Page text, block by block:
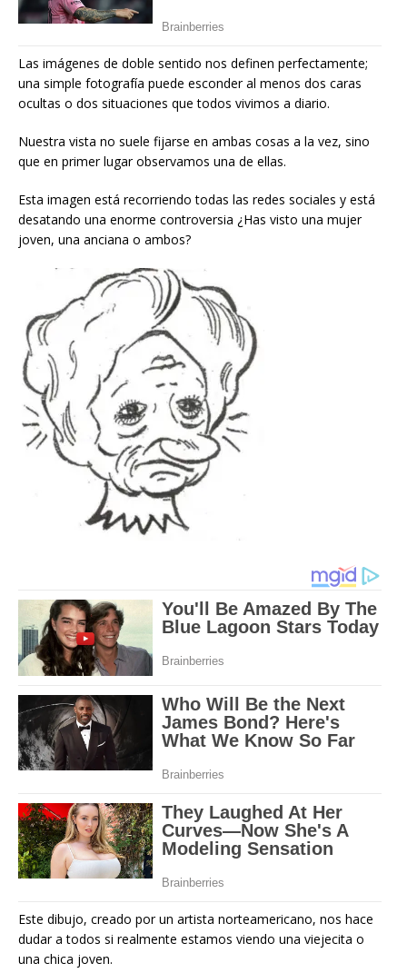
Las imágenes de doble sentido nos definen perfectamente;
una simple fotografía puede esconder al menos dos caras
ocultas o dos situaciones que todos vivimos a diario.
Nuestra vista no suele fijarse en ambas cosas a la vez, sino
que en primer lugar observamos una de ellas.
Esta imagen está recorriendo todas las redes sociales y está
desatando una enorme controversia ¿Has visto una mujer
joven, una anciana o ambos?
Este dibujo, creado por un artista norteamericano, nos hace
dudar a todos si realmente estamos viendo una viejecita o
una chica joven.